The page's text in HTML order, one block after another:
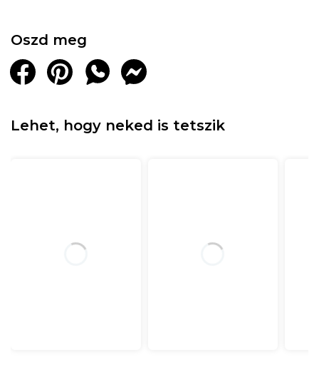
Oszd meg
Lehet, hogy neked is tetszik